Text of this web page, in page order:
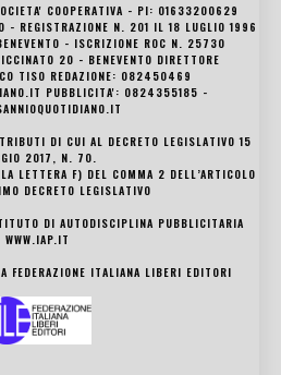
COOPERATIVA - PI: 01633200629
- REGISTRAZIONE N. 201 IL 18 LUGLIO 1996
- ISCRIZIONE ROC N. 25730
20 - BENEVENTO DIRETTORE
TISO REDAZIONE: 082450469
PUBBLICITA': 0824355185 -
DI CUI AL DECRETO LEGISLATIVO 15
2017, N. 70.
LETTERA F) DEL COMMA 2 DELL’ARTICOLO
DECRETO LEGISLATIVO
DI AUTODISCIPLINA PUBBLICITARIA
WWW.IAP.IT
FEDERAZIONE ITALIANA LIBERI EDITORI